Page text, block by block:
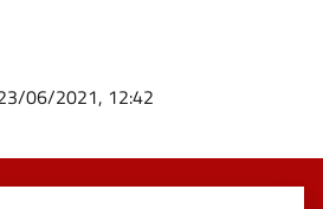
06/2021, 12:42